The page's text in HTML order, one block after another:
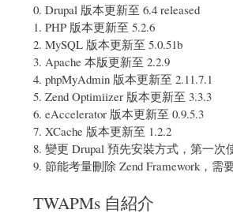
0. Drupal 版本更新至 6.4 released
1. PHP 版本更新至 5.2.6
2. MySQL 版本更新至 5.0.51b
3. Apache 本版更新至 2.2.9
4. phpMyAdmin 版本更新至 2.11.7.1
5. Zend Optimiizer 版本更新至 3.3.3
6. eAccelerator 版本更新至 0.9.5.3
7. XCache 版本更新至 1.2.2
8. 變更 Drupal 預先安裝方式，第一次
9. 節能考量刪除 Zend Framework，
TWAPMs 自紹介